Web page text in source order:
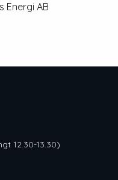
Energi AB
12.30-13.30)